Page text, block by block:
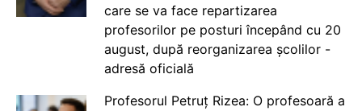
care se va face repartizarea
profesorilor pe posturi începând cu 20
august, după reorganizarea școlilor -
adresă oficială
Profesorul Petruț Rizea: O profesoară a